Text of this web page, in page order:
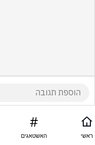
ראשי האשטאגים